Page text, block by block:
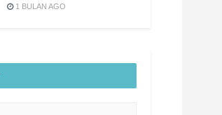
1 BULAN AGO